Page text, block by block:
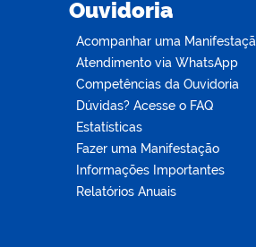
Ouvidoria
Acompanhar uma
Atendimento via WhatsApp
Competências da Ouvidoria
Dúvidas? Acesse o FAQ
Estatísticas
Fazer uma Manifestação
Informações Importantes
Relatórios Anuais